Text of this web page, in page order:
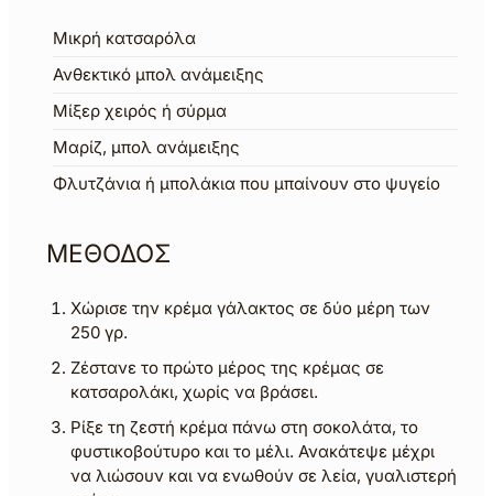
Μικρή κατσαρόλα
Ανθεκτικό μπολ ανάμειξης
Μίξερ χειρός ή σύρμα
Μαρίζ, μπολ ανάμειξης
Φλυτζάνια ή μπολάκια που μπαίνουν στο ψυγείο
ΜΕΘΟΔΟΣ
Χώρισε την κρέμα γάλακτος σε δύο μέρη των
250 γρ.
Ζέστανε το πρώτο μέρος της κρέμας σε
κατσαρολάκι, χωρίς να βράσει.
Ρίξε τη ζεστή κρέμα πάνω στη σοκολάτα, το
φυστικοβούτυρο και το μέλι. Ανακάτεψε μέχρι
να λιώσουν και να ενωθούν σε λεία, γυαλιστερή